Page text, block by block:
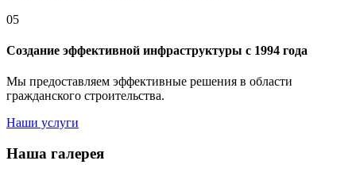
05
Создание эффективной инфраструктуры с 1994 года
Мы предоставляем эффективные решения в области
гражданского строительства.
Наши услуги
Наша галерея